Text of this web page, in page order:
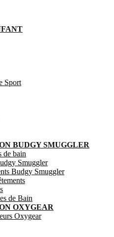
Sport
BUDGY SMUGGLER
de bain
Smuggler
Budgy Smuggler
de Bain
OXYGEAR
Oxygear